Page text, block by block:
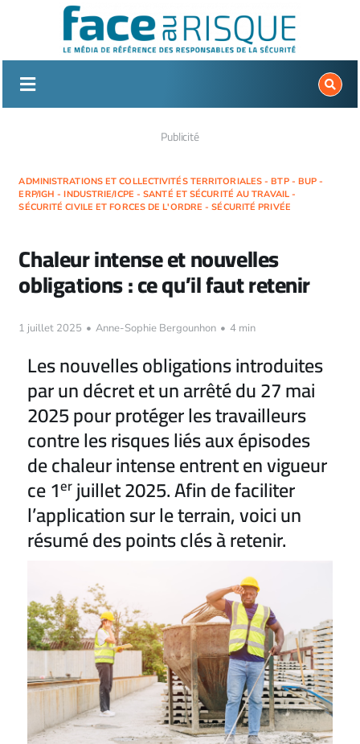
Publicité
ADMINISTRATIONS ET COLLECTIVITÉS TERRITORIALES - BTP - BUP -
ERP/IGH - INDUSTRIE/ICPE - SANTÉ ET SÉCURITÉ AU TRAVAIL -
SÉCURITÉ CIVILE ET FORCES DE L'ORDRE - SÉCURITÉ PRIVÉE
Chaleur intense et nouvelles
obligations : ce qu’il faut retenir
1 juillet 2025 • Anne-Sophie Bergounhon • 4 min
Les nouvelles obligations introduites
par un décret et un arrêté du 27 mai
2025 pour protéger les travailleurs
contre les risques liés aux épisodes
de chaleur intense entrent en vigueur
ce 1erjuillet 2025. Afin de faciliter
l’application sur le terrain, voici un
résumé des points clés à retenir.